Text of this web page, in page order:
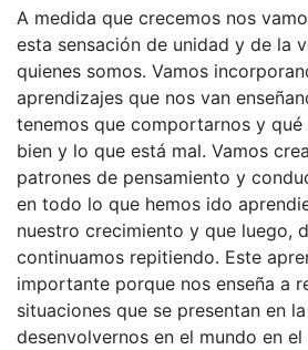
A medida que crecemos nos
esta sensación de unidad y de la
quienes somos. Vamos
aprendizajes que nos van
tenemos que comportarnos y qué
bien y lo que está mal. Vamos
patrones de pensamiento y
en todo lo que hemos ido
nuestro crecimiento y que luego,
continuamos repitiendo. Este
importante porque nos enseña a
situaciones que se presentan en
desenvolvernos en el mundo en